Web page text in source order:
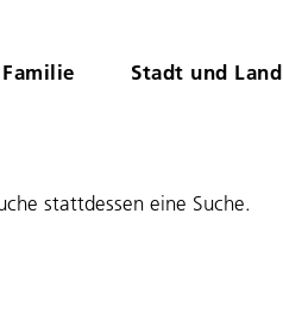
Familie Stadt und Land
stattdessen eine Suche.